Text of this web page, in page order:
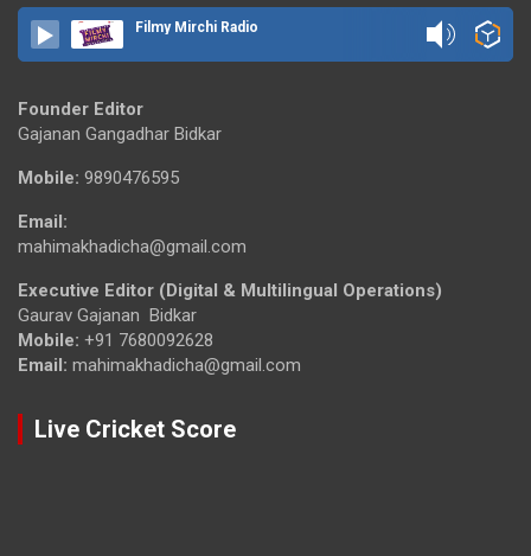
Filmy Mirchi Radio
Founder Editor
Gajanan Gangadhar Bidkar
Mobile: 9890476595
Email:
mahimakhadicha@gmail.com
Executive Editor (Digital & Multilingual Operations)
Gaurav Gajanan Bidkar
Mobile: +91 7680092628
Email: mahimakhadicha@gmail.com
Live Cricket Score